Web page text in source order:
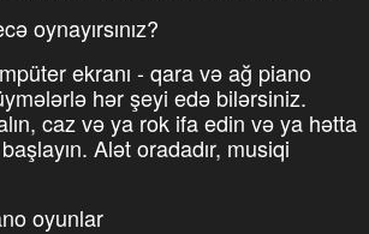
oynayırsınız?
ekranı - qara və ağ piano
hər şeyi edə bilərsiniz.
caz və ya rok ifa edin və ya hətta
Alət oradadır, musiqi
oyunlar